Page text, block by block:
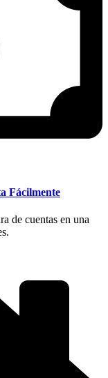
Fácilmente
de cuentas en una